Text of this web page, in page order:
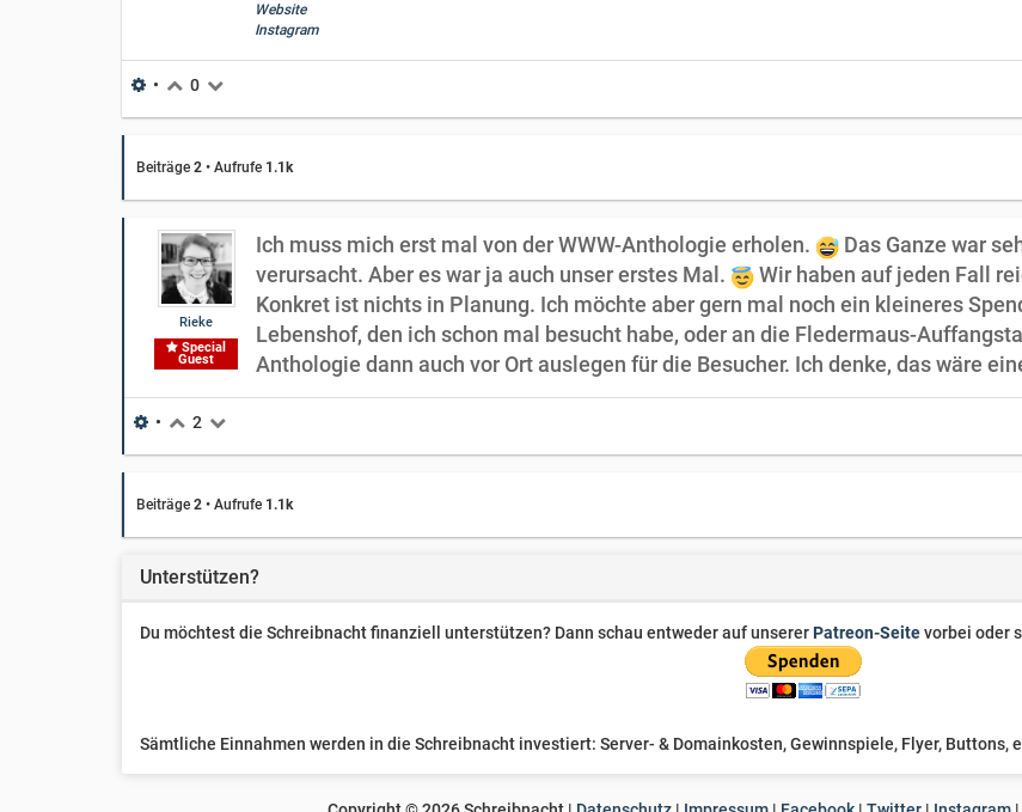
Website
Instagram
• 0
Beiträge 2 • Aufrufe 1.1k
Rieke
Special
Guest
Ich muss mich erst mal von der WWW-Anthologie erholen.
Das Ganze war
verursacht. Aber es war ja auch unser erstes Mal.
Wir haben auf jeden Fall
Konkret ist nichts in Planung. Ich möchte aber gern mal noch ein kleineres
Lebenshof, den ich schon mal besucht habe, oder an die Fledermaus-
Anthologie dann auch vor Ort auslegen für die Besucher. Ich denke, das wäre
• 2
Beiträge 2 • Aufrufe 1.1k
Unterstützen?
Du möchtest die Schreibnacht finanziell unterstützen? Dann schau entweder auf unsererPatreon-Seitevorbei oder
Sämtliche Einnahmen werden in die Schreibnacht investiert: Server- & Domainkosten, Gewinnspiele, Flyer, Buttons,